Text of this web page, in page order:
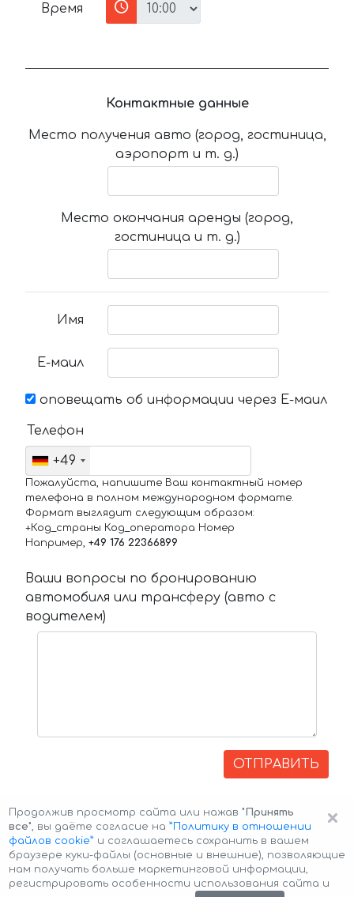
Время
Контактные данные
Место получения авто (город, гостиница,
аэропорт и т. д.)
Место окончания аренды (город,
гостиница и т. д.)
Имя
Е-маил
оповещать об информации через Е-маил
Телефон
+49
Пожалуйста, напишите Ваш контактный номер
телефона в полном международном формате.
Формат выглядит следующим образом:
+Код_страны Код_оператора Номер
Например, +49 176 22366899
Ваши вопросы по бронированию
автомобиля или трансферу (авто с
водителем)
ОТПРАВИТЬ
×
Продолжив просмотр сайта или нажав "Принять
все", вы даёте согласие на ”Политику в отношении
файлов cookie” и соглашаетесь сохранить в вашем
браузере куки-файлы (основные и внешние), позволяющие
нам получать больше маркетинговой информации,
регистрировать особенности использования сайта и